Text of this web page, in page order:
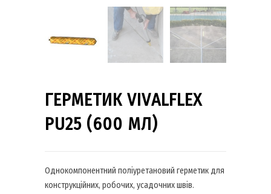
ГЕРМЕТИК VIVALFLEX
PU25 (600 МЛ)
Однокомпонентний поліуретановий герметик для
конструкційних, робочих, усадочних швів.